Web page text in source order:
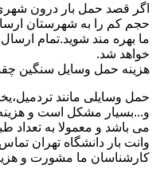
اگر قصد حمل بار درون شهری
حجم کم را به شهرستان
ما بهره مند شوید.تمام ارسال
خواهد شد.
هزینه حمل وسایل سنگین
حمل وسایلی مانند
و...بسیار مشکل است و
می باشد و معمولا به تعداد
وانت بار دانشگاه تهران تماس
کارشناسان ما مشورت و هزینه